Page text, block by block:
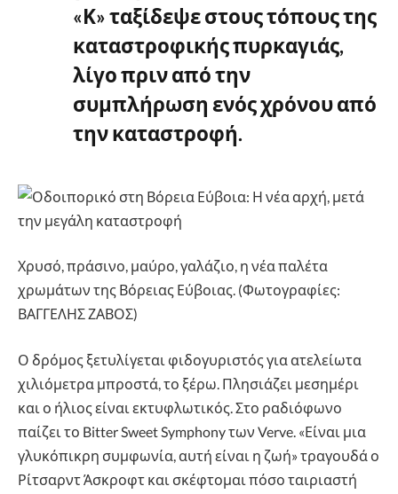
«Κ» ταξίδεψε στους τόπους της
καταστροφικής πυρκαγιάς,
λίγο πριν από την
συμπλήρωση ενός χρόνου από
την καταστροφή.
Χρυσό, πράσινο, μαύρο, γαλάζιο, η νέα παλέτα
χρωμάτων της Βόρειας Εύβοιας. (Φωτογραφίες:
ΒΑΓΓΕΛΗΣ ΖΑΒΟΣ)
Ο δρόμος ξετυλίγεται φιδογυριστός για ατελείωτα
χιλιόμετρα μπροστά, το ξέρω. Πλησιάζει μεσημέρι
και ο ήλιος είναι εκτυφλωτικός. Στο ραδιόφωνο
παίζει το Bitter Sweet Symphony των Verve. «Είναι μια
γλυκόπικρη συμφωνία, αυτή είναι η ζωή» τραγουδά ο
Ρίτσαρντ Άσκροφτ και σκέφτομαι πόσο ταιριαστή